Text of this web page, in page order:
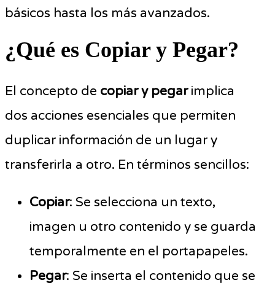
básicos hasta los más avanzados.
¿Qué es Copiar y Pegar?
El concepto de copiar y pegarimplica
dos acciones esenciales que permiten
duplicar información de un lugar y
transferirla a otro. En términos sencillos:
Copiar: Se selecciona un texto,
imagen u otro contenido y se guarda
temporalmente en el portapapeles.
Pegar: Se inserta el contenido que se